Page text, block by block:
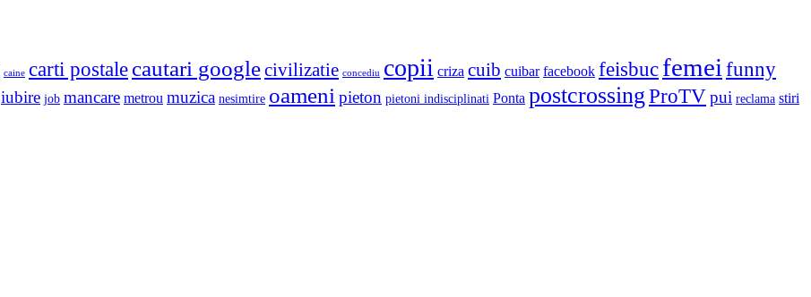
caine carti postale cautari googlecivilizatie concediu copii criza cuib cuibar facebook feisbuc femei funny
iubire job mancare metrou muzica nesimtire oameni pieton pietoni indisciplinati Ponta postcrossing ProTVpui reclama stiri